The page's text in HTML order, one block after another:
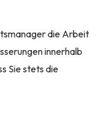
die Arbeit
innerhalb
Sie stets die